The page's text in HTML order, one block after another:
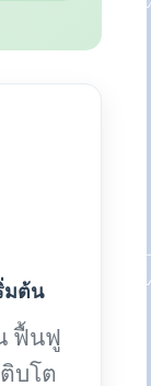
มต้น
ฟื้นฟู
บโต